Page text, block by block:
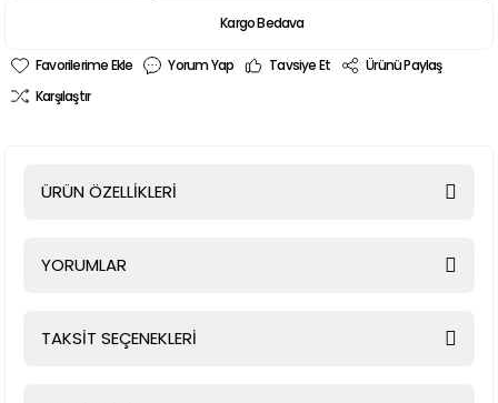
Kargo Bedava
Yorum Yap Tavsiye Et
Ürünü Paylaş
Karşılaştır
ÜRÜN ÖZELLİKLERİ
YORUMLAR
TAKSİT SEÇENEKLERİ